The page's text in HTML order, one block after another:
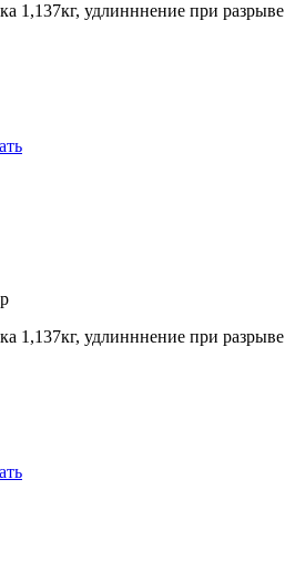
1,137кг, удлинннение при разрыве
1,137кг, удлинннение при разрыве